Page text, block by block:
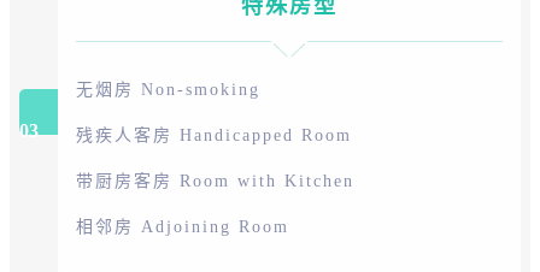
03
特殊房型
无烟房 Non-smoking
残疾人客房 Handicapped Room
带厨房客房 Room with Kitchen
相邻房 Adjoining Room